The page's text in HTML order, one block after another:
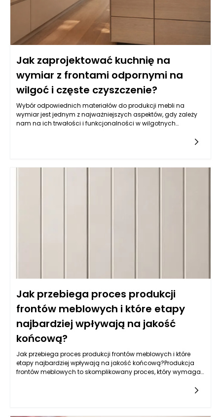
Jak zaprojektować kuchnię na
wymiar z frontami odpornymi na
wilgoć i częste czyszczenie?
Wybór odpowiednich materiałów do produkcji mebli na
wymiar jest jednym z najważniejszych aspektów, gdy zależy
nam na ich trwałości i funkcjonalności w wilgotnych
sklejka wodoodporna. Istotne jest, aby materiał miał
Jak przebiega proces produkcji
frontów meblowych i które etapy
najbardziej wpływają na jakość
końcową?
Jak przebiega proces produkcji frontów meblowych i które
etapy najbardziej wpływają na jakość końcową?Produkcja
frontów meblowych to skomplikowany proces, który wymaga